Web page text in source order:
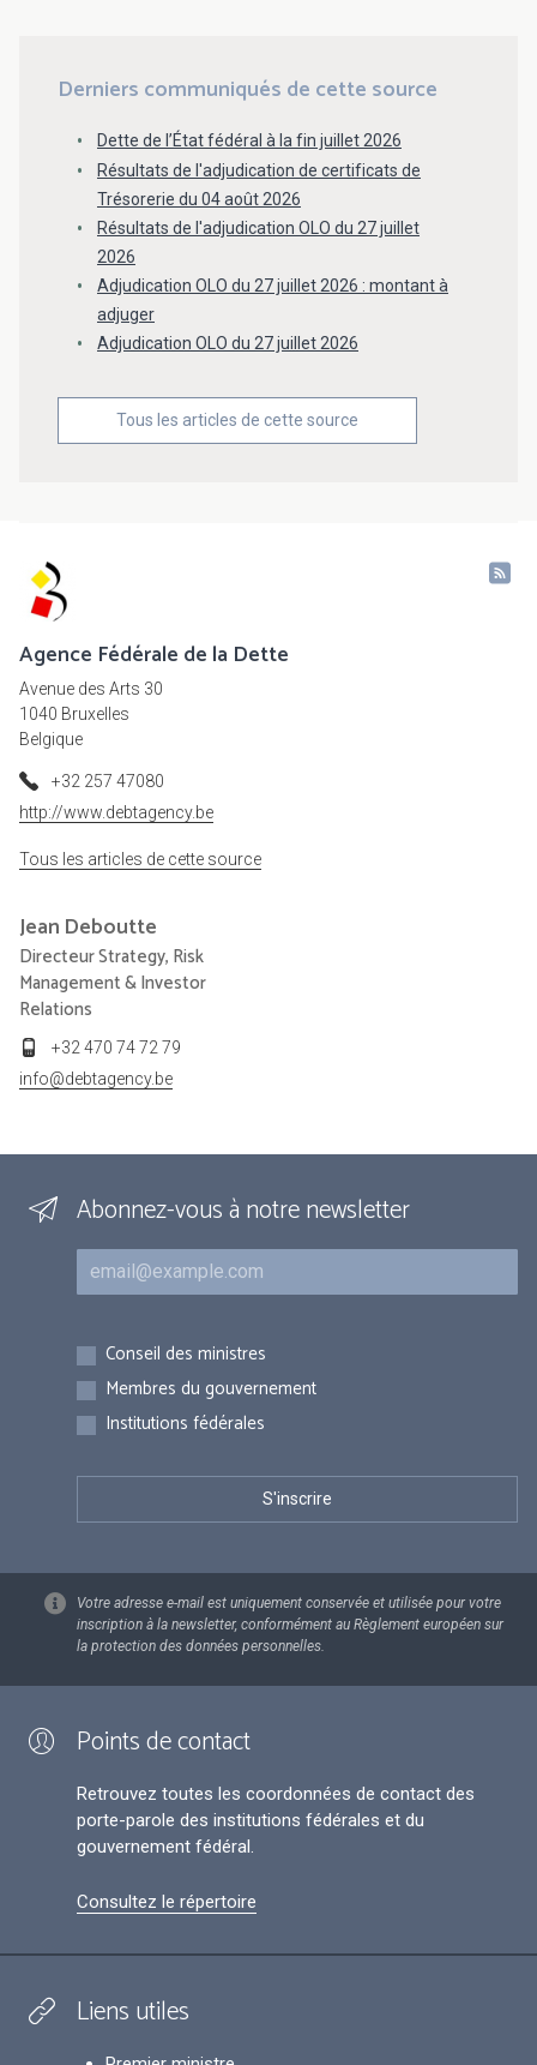
Derniers communiqués de cette source
Dette de l’État fédéral à la fin juillet 2026
Résultats de l'adjudication de certificats de
Trésorerie du 04 août 2026
Résultats de l'adjudication OLO du 27 juillet
2026
Adjudication OLO du 27 juillet 2026 : montant à
adjuger
Adjudication OLO du 27 juillet 2026
Tous les articles de cette source
Agence Fédérale de la Dette
Avenue des Arts 30
1040 Bruxelles
Belgique
+32 257 47080
http://www.debtagency.be
Tous les articles de cette source
Jean Deboutte
Directeur Strategy, Risk
Management & Investor
Relations
+32 470 74 72 79
info@debtagency.be
Abonnez-vous à notre newsletter
Courriel
Inscriptions
Conseil des ministres
Membres du gouvernement
Institutions fédérales
Votre adresse e-mail est uniquement conservée et utilisée pour votre
inscription à la newsletter, conformément au Règlement européen sur
la protection des données personnelles.
Points de contact
Retrouvez toutes les coordonnées de contact des
porte-parole des institutions fédérales et du
gouvernement fédéral.
Consultez le répertoire
Liens utiles